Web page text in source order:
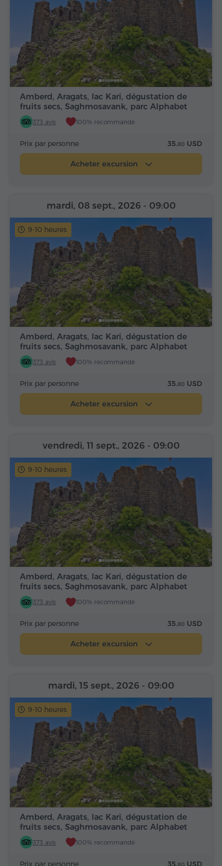
Amberd, Aragats, lac Kari, dégustation de
fruits secs, Saghmosavank, parc Alphabet
373 avis 100% recommandé
Prix par personne 35.80 USD
Acheter excursion
9-10 heures
Amberd, Aragats, lac Kari, dégustation de
fruits secs, Saghmosavank, parc Alphabet
373 avis 100% recommandé
mardi, 08 sept., 2026 - 09:00
Prix par personne 35.80 USD
Acheter excursion
9-10 heures
Amberd, Aragats, lac Kari, dégustation de
fruits secs, Saghmosavank, parc Alphabet
373 avis 100% recommandé
vendredi, 11 sept., 2026 - 09:00
Prix par personne 35.80 USD
Acheter excursion
9-10 heures
Amberd, Aragats, lac Kari, dégustation de
fruits secs, Saghmosavank, parc Alphabet
373 avis 100% recommandé
mardi, 15 sept., 2026 - 09:00
Prix par personne 35.80 USD